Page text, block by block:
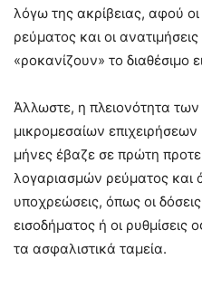
λόγω της ακρίβειας, αφού
ρεύματος και οι
«ροκανίζουν» το διαθέσιμο
Άλλωστε, η πλειονότητα
μικρομεσαίων
μήνες έβαζε σε πρώτη
λογαριασμών ρεύματος και
υποχρεώσεις, όπως οι
εισοδήματος ή οι ρυθμίσεις
τα ασφαλιστικά ταμεία.